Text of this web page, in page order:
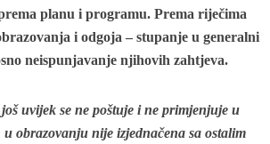
planu i programu. Prema riječima
i odgoja – stupanje u generalni
neispunjavanje njihovih zahtjeva.
uvijek se ne poštuje i ne primjenjuje u
obrazovanju nije izjednačena sa ostalim